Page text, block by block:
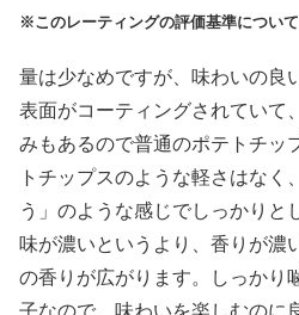
※このレーティングの評価基準につい
量は少なめですが、味わいの良
表面がコーティングされていて
みもあるので普通のポテトチッ
トチップスのような軽さはなく
う」のような感じでしっかりと
味が濃いというより、香りが濃
の香りが広がります。しっかり
子なので、味わいを楽しむのに